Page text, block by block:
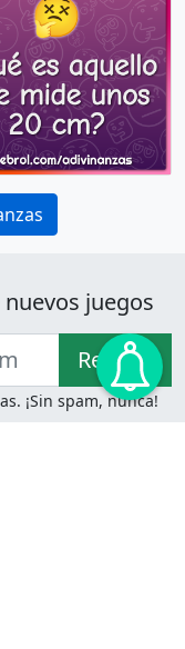
juegos
Recibir!
¡Sin spam, nunca!